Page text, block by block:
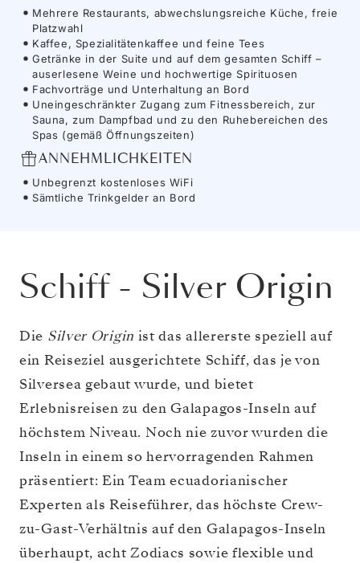
Mehrere Restaurants, abwechslungsreiche Küche, freie
Platzwahl
Kaffee, Spezialitätenkaffee und feine Tees
Getränke in der Suite und auf dem gesamten Schiff –
auserlesene Weine und hochwertige Spirituosen
Fachvorträge und Unterhaltung an Bord
Uneingeschränkter Zugang zum Fitnessbereich, zur
Sauna, zum Dampfbad und zu den Ruhebereichen des
Spas (gemäß Öffnungszeiten)
ANNEHMLICHKEITEN
Unbegrenzt kostenloses WiFi
Sämtliche Trinkgelder an Bord
Schiff- Silver Origin
Die Silver Origin ist das allererste speziell auf
ein Reiseziel ausgerichtete Schiff, das je von
Silversea gebaut wurde, und bietet
Erlebnisreisen zu den Galapagos-Inseln auf
höchstem Niveau. Noch nie zuvor wurden die
Inseln in einem so hervorragenden Rahmen
präsentiert: Ein Team ecuadorianischer
Experten als Reiseführer, das höchste Crew-
zu-Gast-Verhältnis auf den Galapagos-Inseln
überhaupt, acht Zodiacs sowie flexible und